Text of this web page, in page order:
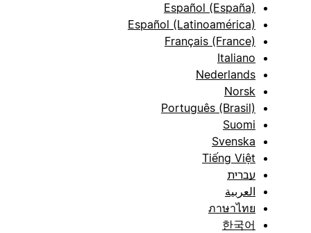
Español (España)
Español (Latinoamérica)
Français (France)
Italiano
Nederlands
Norsk
Português (Brasil)
Suomi
Svenska
Tiếng Việt
עברית
العربية
ภาษาไทย
한국어